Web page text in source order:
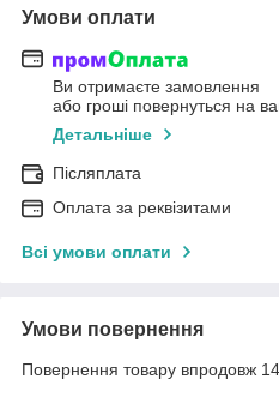
Умови оплати
Ви отримаєте замовлення
або гроші повернуться на
Детальніше
Післяплата
Оплата за реквізитами
Всі умови оплати
Умови повернення
Повернення товару впродовж